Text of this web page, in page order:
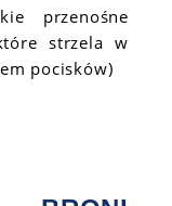
przenośne
strzela w
pocisków)